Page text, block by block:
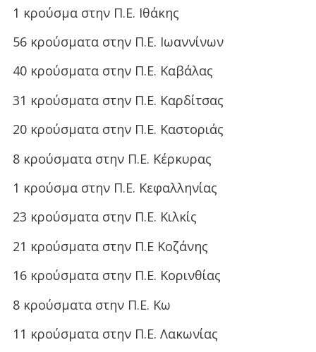
1 κρούσμα στην Π.Ε. Ιθάκης
56 κρούσματα στην Π.Ε. Ιωαννίνων
40 κρούσματα στην Π.Ε. Καβάλας
31 κρούσματα στην Π.Ε. Καρδίτσας
20 κρούσματα στην Π.Ε. Καστοριάς
8 κρούσματα στην Π.Ε. Κέρκυρας
1 κρούσμα στην Π.Ε. Κεφαλληνίας
23 κρούσματα στην Π.Ε. Κιλκίς
21 κρούσματα στην Π.Ε Κοζάνης
16 κρούσματα στην Π.Ε. Κορινθίας
8 κρούσματα στην Π.Ε. Κω
11 κρούσματα στην Π.Ε. Λακωνίας